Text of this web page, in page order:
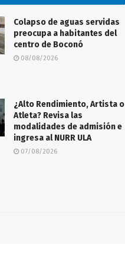
Colapso de aguas servidas
preocupa a habitantes del
centro de Boconó
08/08/2026
¿Alto Rendimiento, Artista o
Atleta? Revisa las
modalidades de admisión e
ingresa al NURR ULA
07/08/2026